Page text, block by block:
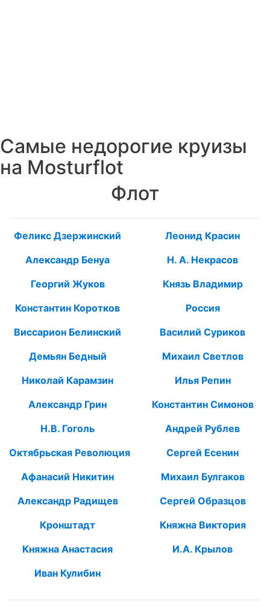
Самые недорогие круизы
на Mosturflot
Флот
Феликс Дзержинский
Леонид Красин
Александр Бенуа
Н. А. Некрасов
Георгий Жуков
Князь Владимир
Константин Коротков
Россия
Виссарион Белинский
Василий Суриков
Демьян Бедный
Михаил Светлов
Николай Карамзин
Илья Репин
Александр Грин
Константин Симонов
Н.В. Гоголь
Андрей Рублев
Октябрьская Революция
Сергей Есенин
Афанасий Никитин
Михаил Булгаков
Александр Радищев
Сергей Образцов
Кронштадт
Княжна Виктория
Княжна Анастасия
И.А. Крылов
Иван Кулибин